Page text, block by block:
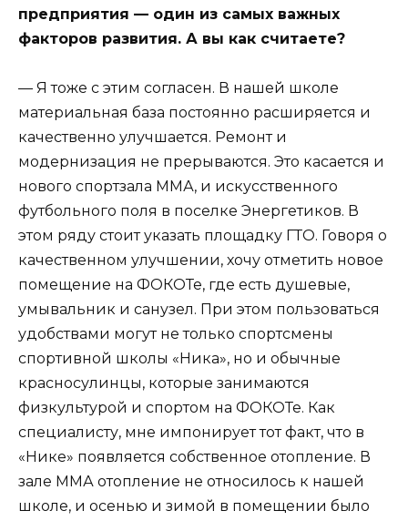
предприятия — один из самых важных
факторов развития. А вы как считаете?
— Я тоже с этим согласен. В нашей школе
материальная база постоянно расширяется и
качественно улучшается. Ремонт и
модернизация не прерываются. Это касается и
нового спортзала ММА, и искусственного
футбольного поля в поселке Энергетиков. В
этом ряду стоит указать площадку ГТО. Говоря о
качественном улучшении, хочу отметить новое
помещение на ФОКОТе, где есть душевые,
умывальник и санузел. При этом пользоваться
удобствами могут не только спортсмены
спортивной школы «Ника», но и обычные
красносулинцы, которые занимаются
физкультурой и спортом на ФОКОТе. Как
специалисту, мне импонирует тот факт, что в
«Нике» появляется собственное отопление. В
зале ММА отопление не относилось к нашей
школе, и осенью и зимой в помещении было